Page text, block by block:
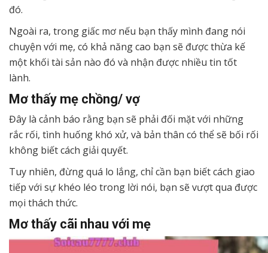
đó.
Ngoài ra, trong giấc mơ nếu bạn thấy mình đang nói
chuyện với mẹ, có khả năng cao bạn sẽ được thừa kế
một khối tài sản nào đó và nhận được nhiều tin tốt
lành.
Mơ thấy mẹ chồng/ vợ
Đây là cảnh báo rằng bạn sẽ phải đối mặt với những
rắc rối, tình huống khó xử, và bản thân có thể sẽ bối rối
không biết cách giải quyết.
Tuy nhiên, đừng quá lo lắng, chỉ cần bạn biết cách giao
tiếp với sự khéo léo trong lời nói, bạn sẽ vượt qua được
mọi thách thức.
Mơ thấy cãi nhau với mẹ